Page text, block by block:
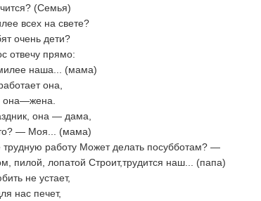
(Семья)
всех на свете?
очень дети?
отвечу прямо:
наша... (мама)
она,
она—жена.
она — дама,
— Моя... (мама)
трудную работу Может делать посубботам? —
пилой, лопатой Строит,трудится наш... (папа)
не устает,
нас печет,